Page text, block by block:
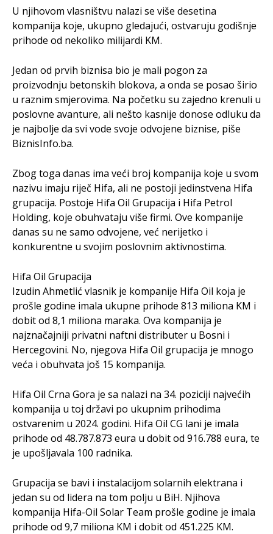
U njihovom vlasništvu nalazi se više desetina
kompanija koje, ukupno gledajući, ostvaruju godišnje
prihode od nekoliko milijardi KM.
Jedan od prvih biznisa bio je mali pogon za
proizvodnju betonskih blokova, a onda se posao širio
u raznim smjerovima. Na početku su zajedno krenuli u
poslovne avanture, ali nešto kasnije donose odluku da
je najbolje da svi vode svoje odvojene biznise, piše
BiznisInfo.ba.
Zbog toga danas ima veći broj kompanija koje u svom
nazivu imaju riječ Hifa, ali ne postoji jedinstvena Hifa
grupacija. Postoje Hifa Oil Grupacija i Hifa Petrol
Holding, koje obuhvataju više firmi. Ove kompanije
danas su ne samo odvojene, već nerijetko i
konkurentne u svojim poslovnim aktivnostima.
Hifa Oil Grupacija
Izudin Ahmetlić vlasnik je kompanije Hifa Oil koja je
prošle godine imala ukupne prihode 813 miliona KM i
dobit od 8,1 miliona maraka. Ova kompanija je
najznačajniji privatni naftni distributer u Bosni i
Hercegovini. No, njegova Hifa Oil grupacija je mnogo
veća i obuhvata još 15 kompanija.
Hifa Oil Crna Gora je sa nalazi na 34. poziciji najvećih
kompanija u toj državi po ukupnim prihodima
ostvarenim u 2024. godini. Hifa Oil CG lani je imala
prihode od 48.787.873 eura u dobit od 916.788 eura, te
je upošljavala 100 radnika.
Grupacija se bavi i instalacijom solarnih elektrana i
jedan su od lidera na tom polju u BiH. Njihova
kompanija Hifa-Oil Solar Team prošle godine je imala
prihode od 9,7 miliona KM i dobit od 451.225 KM.